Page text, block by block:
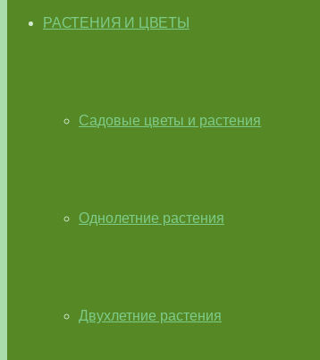
РАСТЕНИЯ И ЦВЕТЫ
Садовые цветы и растения
Однолетние растения
Двухлетние растения